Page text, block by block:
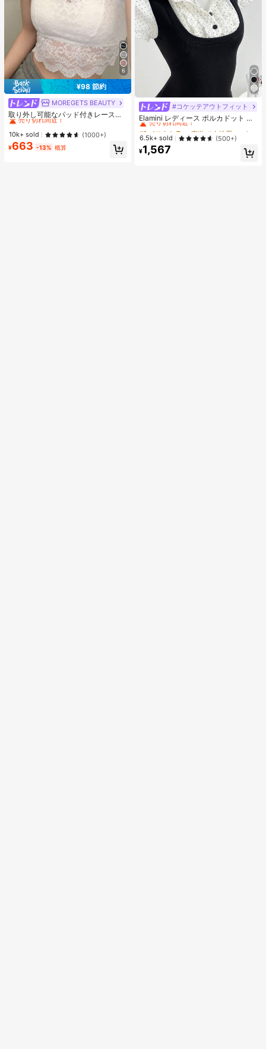
6
¥98 節約
MOREGETS BEAUTY
取り外し可能なパッド付きレースキ
ャミソール、多用途ノースリーブア
ンダーシャツ、女性向け、新学期、
クリスマス、春節、カジュアルホワ
イトサマー、シック&エレガント
#1 ベストセラー
モスク 女性用タンクトップ&キャミス
売り切れ間近！
#1 ベストセラー
売り切れ間近！
#1 ベストセラー
売り切れ間近！
#1 ベストセラー
10k+ sold (1000+)
¥663 -13% 概算
#コケッテアウトフィット
Elamini レディース ポルカドット パ
ッチワーク レーストリム 配色 ウエ
スト ショートスリーブ トップス 夏
用
#2 ベストセラー
夜遊び 女性用ブラウス
売り切れ間近！
#2 ベストセラー
売り切れ間近！
#2 ベストセラー
売り切れ間近！
#2 ベストセラー
6.5k+ sold (500+)
¥1,567